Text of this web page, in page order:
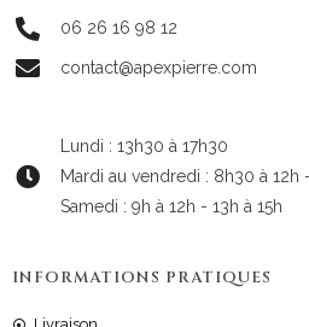
06 26 16 98 12
contact@apexpierre.com
Lundi : 13h30 à 17h30
Mardi au vendredi : 8h30 à 12h
Samedi : 9h à 12h - 13h à 15h
INFORMATIONS PRATIQUES